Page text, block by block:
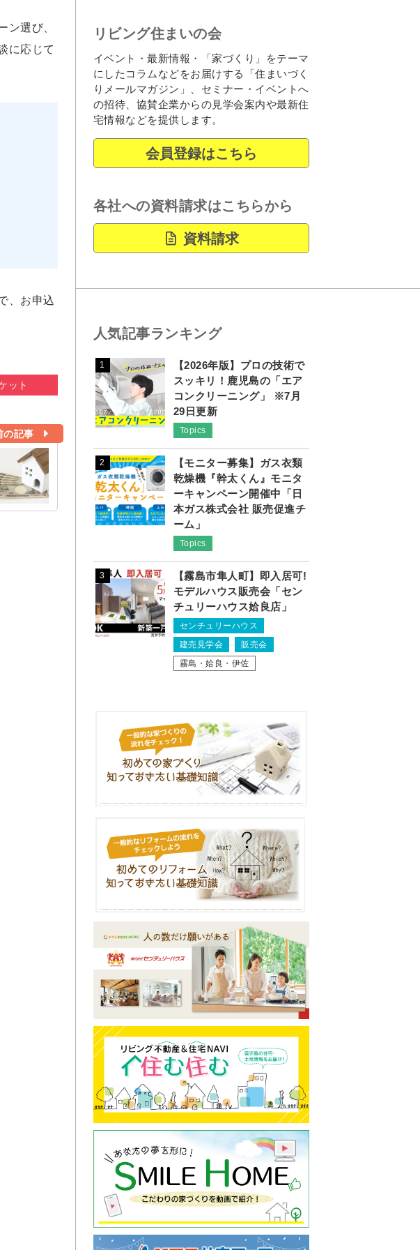
ン選び、
に応じて
、お申込
ット
の記事
リビング住まいの会
イベント・最新情報・「家づくり」をテーマ
にしたコラムなどをお届けする「住まいづく
りメールマガジン」、セミナー・イベントへ
の招待、協賛企業からの見学会案内や最新住
宅情報などを提供します。
会員登録はこちら
各社への資料請求はこちらから
資料請求
人気記事ランキング
1
【2026年版】プロの技術で
スッキリ！鹿児島の「エア
コンクリーニング」 ※7月
29日更新
Topics
2
【モニター募集】ガス衣類
乾燥機『幹太くん』モニタ
ーキャンペーン開催中「日
本ガス株式会社 販売促進チ
ーム」
Topics
3
【霧島市隼人町】即入居可!
モデルハウス販売会「セン
チュリーハウス姶良店」
センチュリーハウス
建売見学会
販売会
霧島・姶良・伊佐